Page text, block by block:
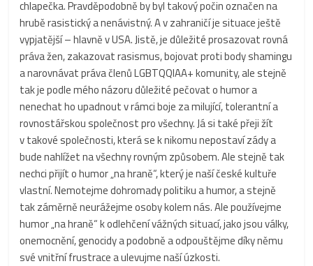
chlapečka. Pravděpodobně by byl takový počin označen na
hrubě rasistický a nenávistný. A v zahraničí je situace ještě
vypjatější – hlavně v USA. Jistě, je důležité prosazovat rovná
práva žen, zakazovat rasismus, bojovat proti body shamingu
a narovnávat práva členů LGBTQQIAA+ komunity, ale stejně
tak je podle mého názoru důležité pečovat o humor a
nenechat ho upadnout v rámci boje za milující, tolerantní a
rovnostářskou společnost pro všechny. Já si také přeji žít
v takové společnosti, která se k nikomu nepostaví zády a
bude nahlížet na všechny rovným způsobem. Ale stejně tak
nechci přijít o humor „na hraně“, který je naší české kultuře
vlastní. Nemotejme dohromady politiku a humor, a stejně
tak záměrně neurážejme osoby kolem nás. Ale používejme
humor „na hraně“ k odlehčení vážných situací, jako jsou války,
onemocnění, genocidy a podobně a odpouštějme díky němu
své vnitřní frustrace a ulevujme naší úzkosti.